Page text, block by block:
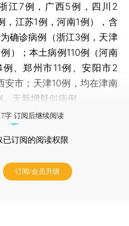
江7例，广西5例，四川2
，江苏1例，河南1例），含
确诊病例（浙江3例，天津
）；本土病例110例（河南
、郑州市11例、安阳市2
安市；天津10例，均在津南
无新增疑似病例。
字 订阅后继续阅读
已订阅的阅读权限
订阅/会员升级